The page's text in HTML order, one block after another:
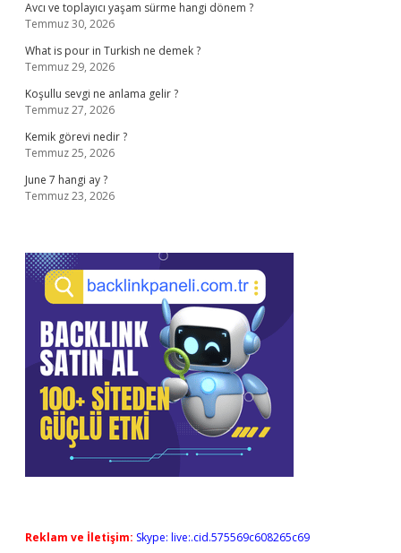
Avcı ve toplayıcı yaşam sürme hangi dönem ?
Temmuz 30, 2026
What is pour in Turkish ne demek ?
Temmuz 29, 2026
Koşullu sevgi ne anlama gelir ?
Temmuz 27, 2026
Kemik görevi nedir ?
Temmuz 25, 2026
June 7 hangi ay ?
Temmuz 23, 2026
Reklam ve İletişim: Skype: live:.cid.575569c608265c69